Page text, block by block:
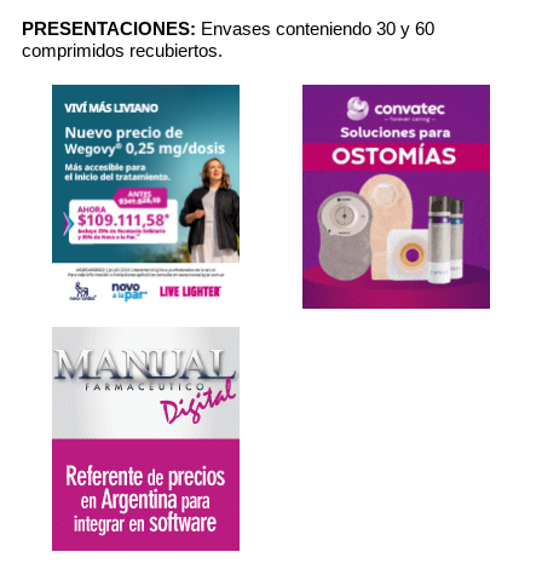
PRESENTACIONES: Envases conteniendo 30 y 60
comprimidos recubiertos.